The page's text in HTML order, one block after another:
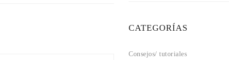
CATEGORÍAS
Consejos/ tutoriales